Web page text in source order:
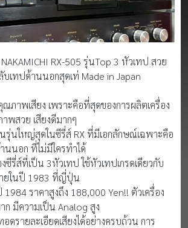
RX-505 รุ่นTop 3 หัวเทป สวย
บเทปด้านนอกสุดเท่ Made in Japan
ภาพเสียง เพราะคือที่สุดของการผลิตเครื่อง
พสวย เสียงดีมากๆ
นใหญ่สุดในซีรี่ส์ RX ที่มีเอกลักษณ์เฉพาะคือ
นนอก ที่ไม่มีใครทำได้
ซีรี่ส์ที่เป็น 3หัวเทป ใช้หัวเทปเกรดเดียวกับ
ยในปี 1983 ที่ญี่ปุ่น
1984 ราคาสูงถึง 188,000 Yen!! ตัวเครื่อง
ก มีความเป็น Analog สูง
ดรายละเอียดเสียงได้อย่างครบถ้วน การ